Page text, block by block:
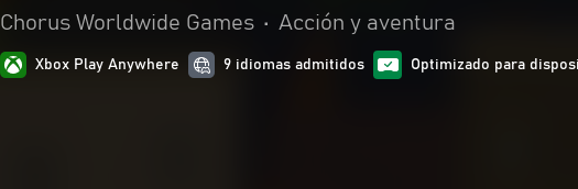
Chorus Worldwide Games • Acción y aventura
Xbox Play Anywhere 9 idiomas admitidos Optimizado para